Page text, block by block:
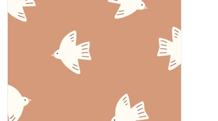
Diy pakketten
Studio Olive inspireert....